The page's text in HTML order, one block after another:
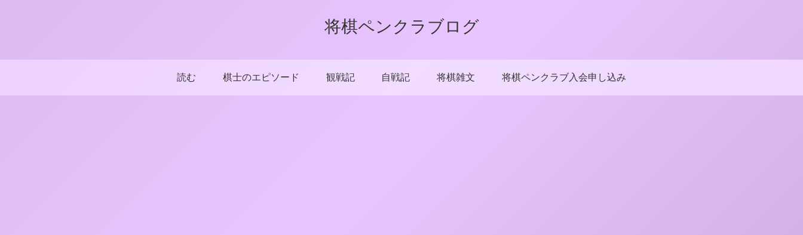
将棋ペンクラブログ
読む 棋士のエピソード 観戦記 自戦記 将棋雑文 将棋ペンクラブ入会申し込み